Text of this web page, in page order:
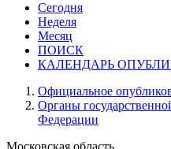
Сегодня
Неделя
Месяц
ПОИСК
КАЛЕНДАРЬ
Официальное
Органы
Федерации
Московская область